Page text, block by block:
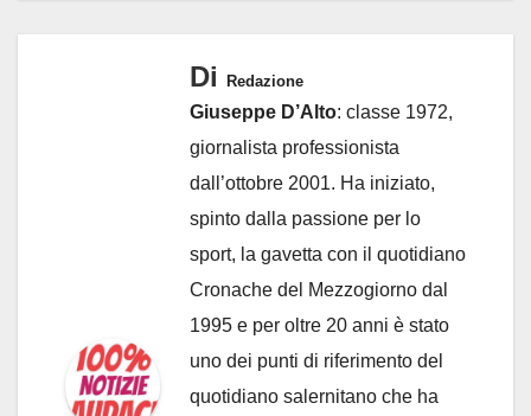
Di Redazione
Giuseppe D’Alto: classe 1972,
giornalista professionista
dall’ottobre 2001. Ha iniziato,
spinto dalla passione per lo
sport, la gavetta con il quotidiano
Cronache del Mezzogiorno dal
1995 e per oltre 20 anni è stato
uno dei punti di riferimento del
quotidiano salernitano che ha